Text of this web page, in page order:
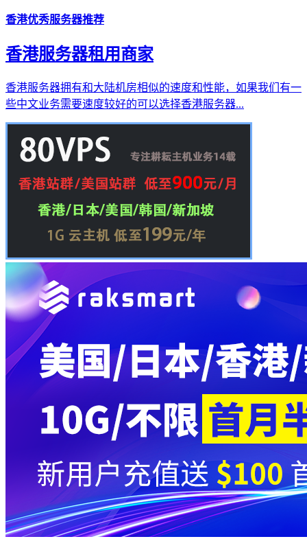
香港优秀服务器推荐
香港服务器租用商家
香港服务器拥有和大陆机房相似的速度和性能，如果我们有一
些中文业务需要速度较好的可以选择香港服务器...